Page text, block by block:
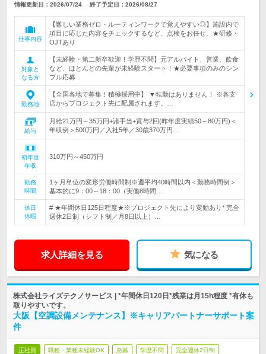
情報更新日：2026/07/24 終了予定日： 2026/08/27
仕事内容
【難しい業務ゼロ・ルーティンワークで覚えやすい◎】施設内で
項目に応じた内容をチェックするなど、点検をお任せ。★研修・
OJTあり
対象と
なる方
【未経験・第二新卒歓迎！学歴不問】元アルバイト、営業、飲食
など、ほとんどの先輩が未経験スタート！★必要事項のみのシン
プル応募
勤務地
【全国各地で募集！積極採用中】 ▼転勤はありません！ ※各支
店からプロジェクト先に配属されます。…
給与
月給21万円～35万円+諸手当+賞与2回(昨年度実績50～80万円)＜
年収例＞500万円／入社5年／30歳370万円…
初年度
年収
310万円～450万円
勤務
時間
1ヶ月単位の変形労働時間制※週平均40時間以内＜勤務時間例＞
基本的に9：00～18：00（実働8時間…
休日
休暇
# ★年間休日125日程度★※プロジェクト先により変動あり* 完全
週休2日制（シフト制／月8日以上）…
求人詳細を見る 気になる
株式会社ライズテクノサービス | *年間休日120日*残業は月15h程度 *有休も
取りやすいです。
大阪【空調設備メンテナンス】※キャリアパートナーサポート案
件
正社員 職種・業種未経験OK 急募 学歴不問 完全週休2日制